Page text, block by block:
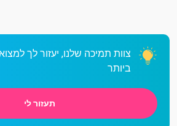
צוות תמיכה שלנו, יעזור לך
ביותר
תעזור לי